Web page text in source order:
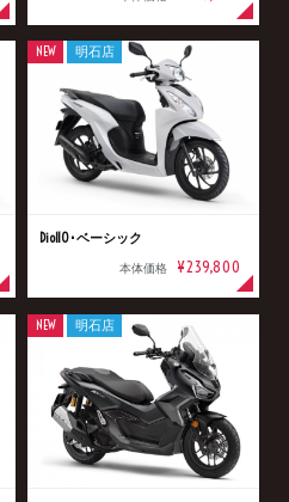
Dio110･ベーシック
本体価格 ¥239,800
NEW 明石店
NEW 明石店